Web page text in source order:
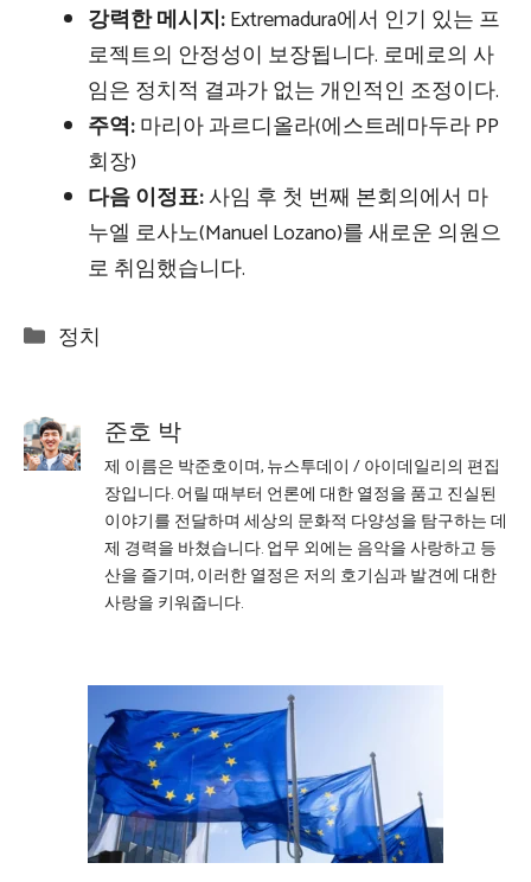
강력한 메시지:Extremadura에서 인기 있는 프
로젝트의 안정성이 보장됩니다. 로메로의 사
임은 정치적 결과가 없는 개인적인 조정이다.
주역:마리아 과르디올라(에스트레마두라 PP
회장)
다음 이정표:사임 후 첫 번째 본회의에서 마
누엘 로사노(Manuel Lozano)를 새로운 의원으
로 취임했습니다.
Categories
정치
준호 박
제 이름은 박준호이며, 뉴스투데이 / 아이데일리의 편집
장입니다. 어릴 때부터 언론에 대한 열정을 품고 진실된
이야기를 전달하며 세상의 문화적 다양성을 탐구하는 데
제 경력을 바쳤습니다. 업무 외에는 음악을 사랑하고 등
산을 즐기며, 이러한 열정은 저의 호기심과 발견에 대한
사랑을 키워줍니다.